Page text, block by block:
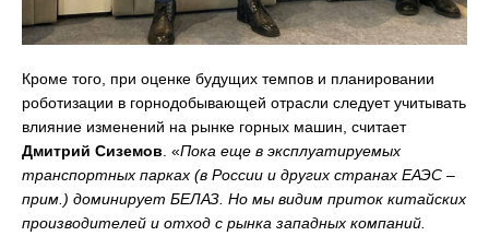
Кроме того, при оценке будущих темпов и планировании
роботизации в горнодобывающей отрасли следует учитывать
влияние изменений на рынке горных машин, считает
Дмитрий Сиземов . «Пока еще в эксплуатируемых
транспортных парках (в России и других странах ЕАЭС –
прим.) доминирует БЕЛАЗ. Но мы видим приток китайских
производителей и отход с рынка западных компаний.